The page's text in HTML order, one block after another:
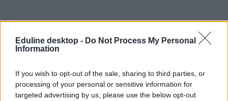
Eduline desktop - Do Not Process My Personal
Information
If you wish to opt-out of the sale, sharing to third parties, or
processing of your personal or sensitive information for
targeted advertising by us, please use the below opt-out